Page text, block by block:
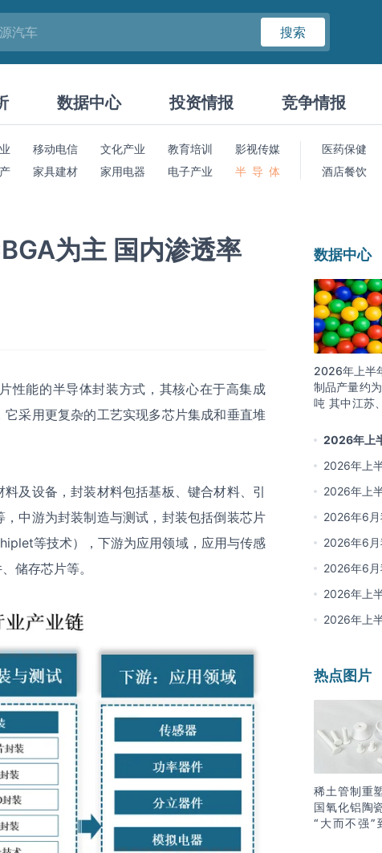
搜索
数据中心 投资情报 竞争情报
移动电信 文化产业 教育培训
影视传媒
家具建材 家用电器 电子产业 半 导 体
医药保健
酒店餐饮
为主 国内渗透率
性能的半导体封装方式‌，其核心在于高集成
采用更复杂的工艺实现多芯片集成和垂直堆
及设备，封装材料包括基板、键合材料、引
中游为封装制造与测试，封装包括倒装芯片
等技术），下游为应用领域，应用与传感
储存芯片等。
数据中心
2026年上半
制品产量约
吨 其中江苏
16.0%
2026年上
重量箱 同
2026年上
为7964.8
2026年上
中浙江、
2026年6月
月累计产
2026年6月
月累计产
2026年6月
月累计产
2026年上
4.2% 业务
2026年上
热点图片
稀土管制重
国氧化铝陶
“大而不强”